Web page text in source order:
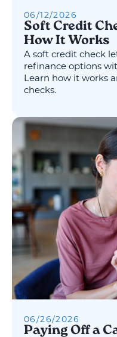
06/12/2026
Soft Credit
How It Works
A soft credit check
refinance options
Learn how it works
checks.
06/26/2026
Paying Off a